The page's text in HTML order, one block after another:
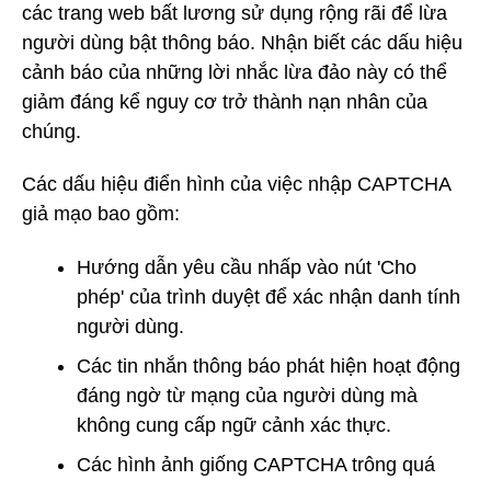
các trang web bất lương sử dụng rộng rãi để lừa
người dùng bật thông báo. Nhận biết các dấu hiệu
cảnh báo của những lời nhắc lừa đảo này có thể
giảm đáng kể nguy cơ trở thành nạn nhân của
chúng.
Các dấu hiệu điển hình của việc nhập CAPTCHA
giả mạo bao gồm:
Hướng dẫn yêu cầu nhấp vào nút 'Cho
phép' của trình duyệt để xác nhận danh tính
người dùng.
Các tin nhắn thông báo phát hiện hoạt động
đáng ngờ từ mạng của người dùng mà
không cung cấp ngữ cảnh xác thực.
Các hình ảnh giống CAPTCHA trông quá